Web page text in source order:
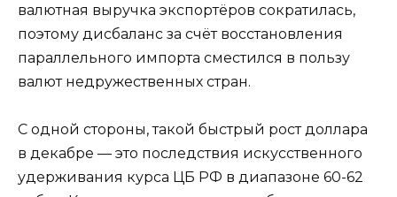
валютная выручка экспортёров сократилась,
поэтому дисбаланс за счёт восстановления
параллельного импорта сместился в пользу
валют недружественных стран.
С одной стороны, такой быстрый рост доллара
в декабре — это последствия искусственного
удерживания курса ЦБ РФ в диапазоне 60-62